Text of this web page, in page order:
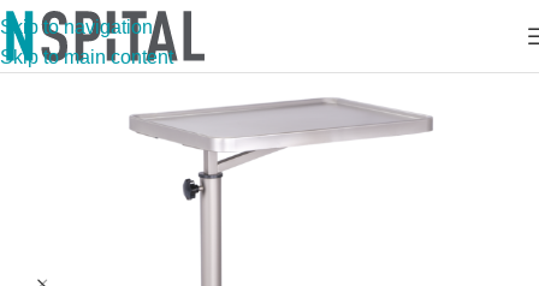
Skip to navigation
Skip to main content